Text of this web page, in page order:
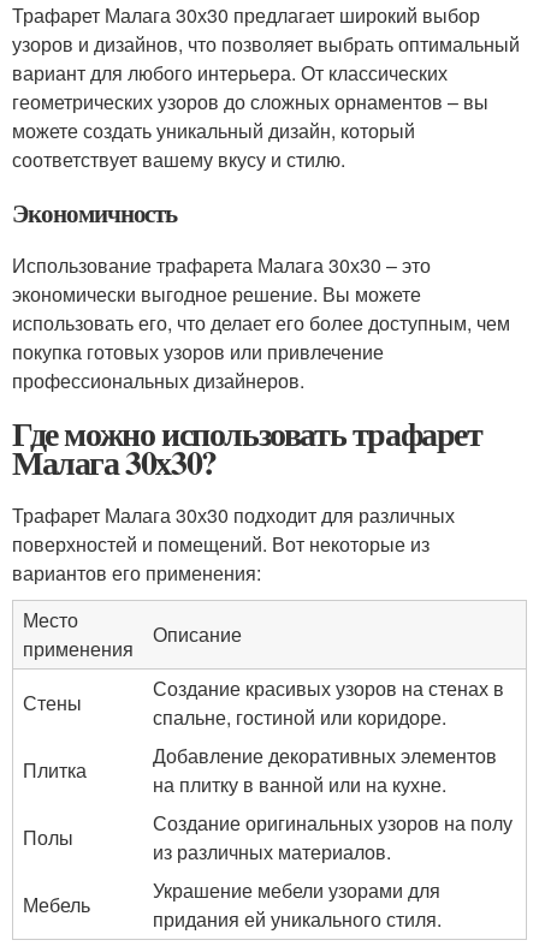
Трафарет Малага 30х30 предлагает широкий выбор
узоров и дизайнов, что позволяет выбрать оптимальный
вариант для любого интерьера. От классических
геометрических узоров до сложных орнаментов – вы
можете создать уникальный дизайн, который
соответствует вашему вкусу и стилю.
Экономичность
Использование трафарета Малага 30х30 – это
экономически выгодное решение. Вы можете
использовать его, что делает его более доступным, чем
покупка готовых узоров или привлечение
профессиональных дизайнеров.
Где можно использовать трафарет
Малага 30х30?
Трафарет Малага 30х30 подходит для различных
поверхностей и помещений. Вот некоторые из
вариантов его применения:
Место
применения
Описание
Стены
Создание красивых узоров на стенах в
спальне, гостиной или коридоре.
Плитка
Добавление декоративных элементов
на плитку в ванной или на кухне.
Полы
Создание оригинальных узоров на полу
из различных материалов.
Мебель
Украшение мебели узорами для
придания ей уникального стиля.